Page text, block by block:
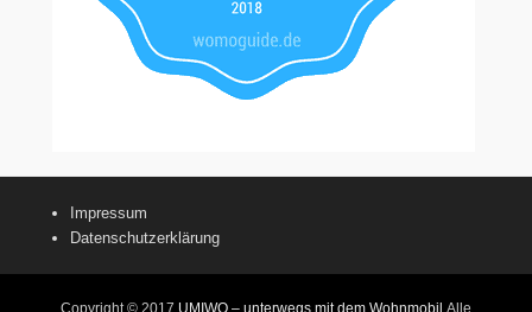
Impressum
Datenschutzerklärung
Copyright © 2017 UMIWO – unterwegs mit dem Wohnmobil Alle